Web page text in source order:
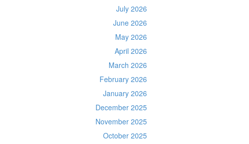
July 2026
June 2026
May 2026
April 2026
March 2026
February 2026
January 2026
December 2025
November 2025
October 2025